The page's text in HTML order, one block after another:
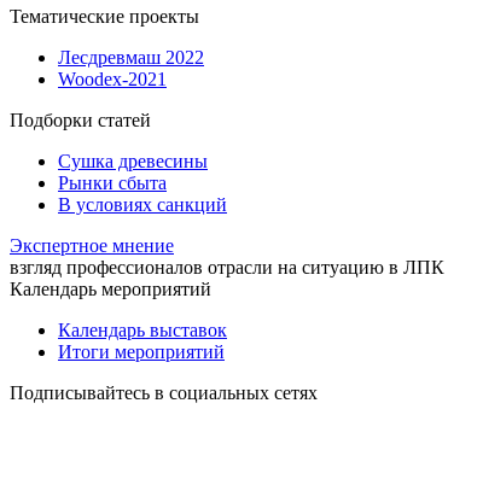
Тематические проекты
Лесдревмаш 2022
Woodex-2021
Подборки статей
Сушка древесины
Рынки сбыта
В условиях санкций
Экспертное мнение
взгляд профессионалов отрасли на ситуацию в ЛПК
Календарь мероприятий
Календарь выставок
Итоги мероприятий
Подписывайтесь в социальных сетях